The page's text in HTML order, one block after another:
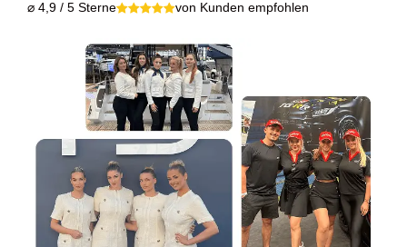
⌀ 4,9 / 5 Sterne von Kunden empfohlen